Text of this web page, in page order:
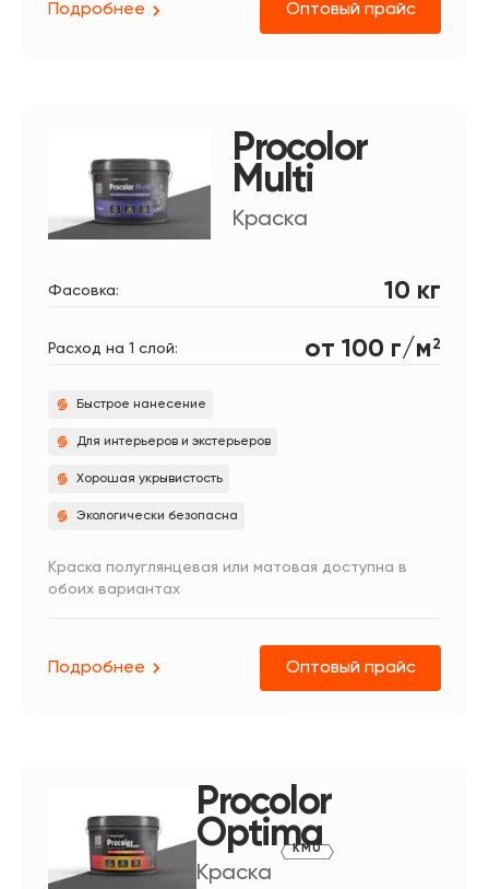
Подробнее Оптовый прайс
Procolor
Multi
Краска
Фасовка: 10 кг
Расход на 1 слой: от 100 г/м 2
Быстрое нанесение
Для интерьеров и экстерьеров
Хорошая укрывистость
Экологически безопасна
Краска полуглянцевая или матовая доступна в
обоих вариантах
Подробнее Оптовый прайс
Procolor
Optima
КМ0
Краска